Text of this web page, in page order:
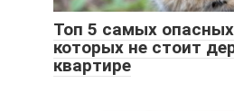
Топ 5 самых
которых не стоит
квартире